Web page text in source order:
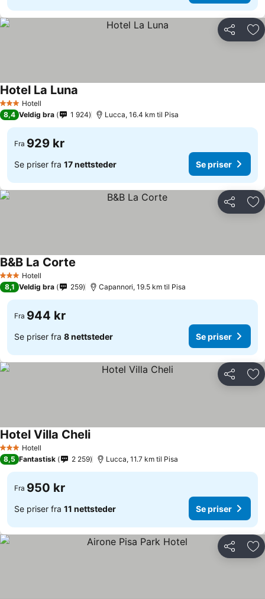
Del
3 StjernerHotell
Hotel La Luna
8,4 Veldig bra 1 924 Lucca, 16.4 km til Pisa
Fra 929 kr
Se priser fra 17 nettsteder Se priser
Del
3 StjernerHotell
B&B La Corte
8,1 Veldig bra 259 Capannori, 19.5 km til Pisa
Fra 944 kr
Se priser fra 8 nettsteder Se priser
Del
3 StjernerHotell
Hotel Villa Cheli
8,5 Fantastisk 2 259 Lucca, 11.7 km til Pisa
Fra 950 kr
Se priser fra 11 nettsteder Se priser
Del